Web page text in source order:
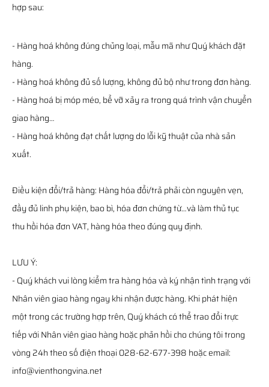
hợp sau:
- Hàng hoá không đúng chủng loại, mẫu mã như Quý khách đặt
hàng.
- Hàng hoá không đủ số lượng, không đủ bộ như trong đơn hàng.
- Hàng hoá bị móp méo, bể vỡ xảy ra trong quá trình vận chuyển
giao hàng…
- Hàng hoá không đạt chất lượng do lỗi kỹ thuật của nhà sản
xuất.
Điều kiện đổi/trả hàng: Hàng hóa đổi/trả phải còn nguyên vẹn,
đầy đủ linh phụ kiện, bao bì, hóa đơn chứng từ…và làm thủ tục
thu hồi hóa đơn VAT, hàng hóa theo đúng quy định.
LƯU Ý:
- Quý khách vui lòng kiểm tra hàng hóa và ký nhận tình trạng với
Nhân viên giao hàng ngay khi nhận được hàng. Khi phát hiện
một trong các trường hợp trên, Quý khách có thể trao đổi trực
tiếp với Nhân viên giao hàng hoặc phản hồi cho chúng tôi trong
vòng 24h theo số điện thoại 028-62-677-398 hoặc email:
info@vienthongvina.net